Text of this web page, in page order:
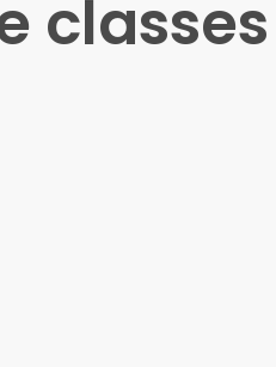
classes